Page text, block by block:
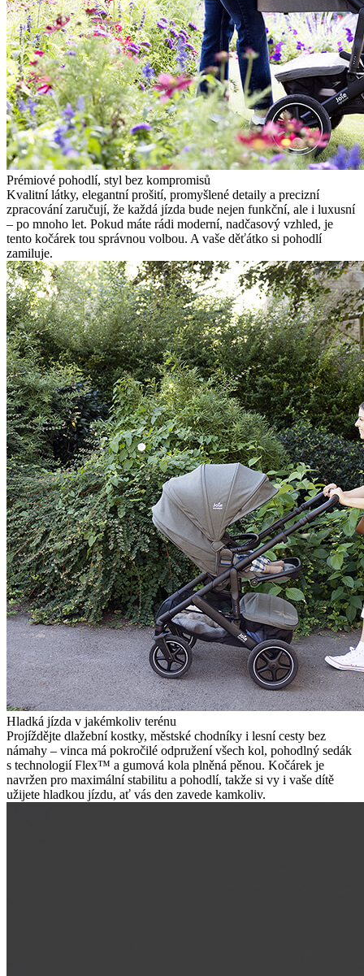
Prémiové pohodlí, styl bez kompromisů
Kvalitní látky, elegantní prošití, promyšlené detaily a precizní
zpracování zaručují, že každá jízda bude nejen funkční, ale i luxusní
– po mnoho let. Pokud máte rádi moderní, nadčasový vzhled, je
tento kočárek tou správnou volbou. A vaše děťátko si pohodlí
zamiluje.
Hladká jízda v jakémkoliv terénu
Projíždějte dlažební kostky, městské chodníky i lesní cesty bez
námahy – vinca má pokročilé odpružení všech kol, pohodlný sedák
s technologií Flex™ a gumová kola plněná pěnou. Kočárek je
navržen pro maximální stabilitu a pohodlí, takže si vy i vaše dítě
užijete hladkou jízdu, ať vás den zavede kamkoliv.